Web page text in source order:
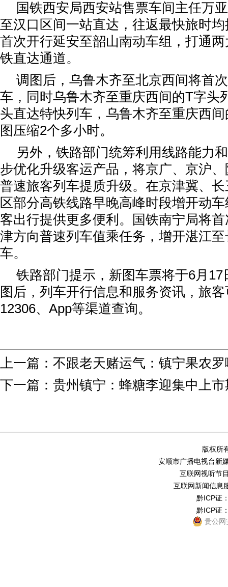
国铁西安局西安站售票车间主任万
至汉口区间一站直达，往返最快旅时
首次开行延安至韶山南动车组，打通
铁直达通道。
调图后，乌鲁木齐至北京西间将首
车，同时乌鲁木齐至重庆西间的T字头
头直达特快列车，乌鲁木齐至重庆西
图压缩2个多小时。
另外，铁路部门统筹利用线路能力
步优化升级客运产品，将京广、京沪
普速旅客列车提质升级。在京津冀、
区部分高铁线路早晚高峰时段增开动
客出行提供更多便利。国铁南宁局将
津方向普速列车值乘任务，增开湛江
车。
铁路部门提示，新图车票将于6月
图后，列车开行信息和服务资讯，旅
12306、App等渠道查询。
上一篇： 不跟老天赌运气：镇宁果农
下一篇： 贵州镇宁：蜂糖李迎集中上市
版权所
安顺市广播电视台新
互联网视听节
互联网新闻信息
黔ICP证
黔ICP证
贵公